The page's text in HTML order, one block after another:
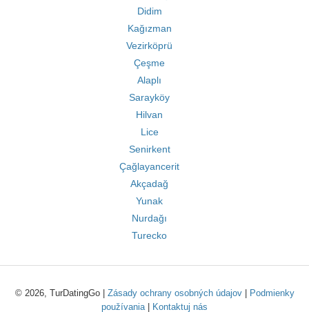
Didim
Kağızman
Vezirköprü
Çeşme
Alaplı
Sarayköy
Hilvan
Lice
Senirkent
Çağlayancerit
Akçadağ
Yunak
Nurdağı
Turecko
© 2026, TurDatingGo | Zásady ochrany osobných údajov|
Podmienky
používania| Kontaktuj nás